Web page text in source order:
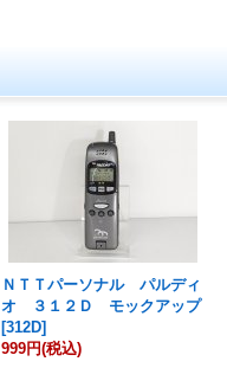
ＮＴＴパーソナル パルディ
オ ３１２Ｄ モックアップ
[312D]
999円(税込)